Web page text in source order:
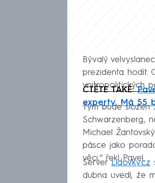
Bývalý
prezidenta hodit.
vnitropolitických
ČTĚTE TAKÉ:
experty. Má 55
Tým bude složen
Schwarzenberg,
Michael
pásce jako
věci,“ řekl Pavel.
ServerLidovky.cz
dubna uvedl, že